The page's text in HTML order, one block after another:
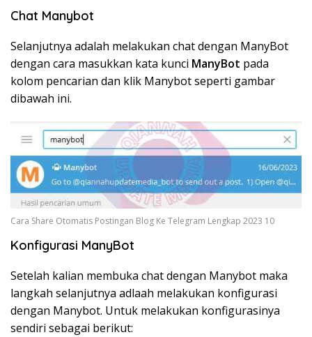
Chat Manybot
Selanjutnya adalah melakukan chat dengan ManyBot
dengan cara masukkan kata kunci ManyBot pada
kolom pencarian dan klik Manybot seperti gambar
dibawah ini.
Cara Share Otomatis Postingan Blog Ke Telegram Lengkap 2023 10
Konfigurasi ManyBot
Setelah kalian membuka chat dengan Manybot maka
langkah selanjutnya adlaah melakukan konfigurasi
dengan Manybot. Untuk melakukan konfigurasinya
sendiri sebagai berikut: